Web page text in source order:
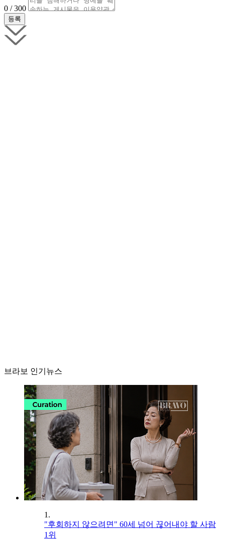
0 / 300
브라보 인기뉴스
1.
"후회하지 않으려면" 60세 넘어 끊어내야 할 사람
1위